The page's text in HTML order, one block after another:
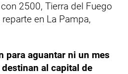
2500, Tierra del Fuego
en La Pampa,
para aguantar ni un mes
al capital de